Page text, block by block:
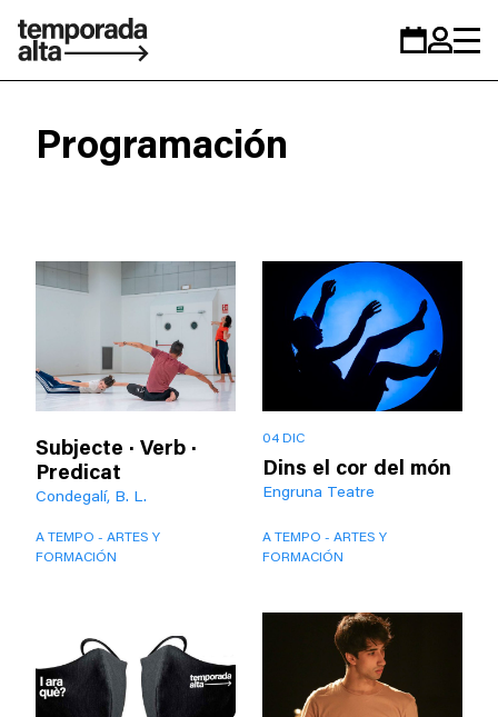
Temporada
personal
Programación
Subjecte · Verb ·
Predicat
Condegalí, B. L.
A TEMPO - ARTES Y
FORMACIÓN
04 DIC
Dins el cor del món
Engruna Teatre
A TEMPO - ARTES Y
FORMACIÓN